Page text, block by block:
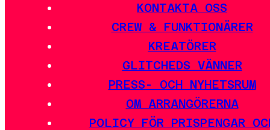
KONTAKTA OSS
CREW & FUNKTIONÄRER
KREATÖRER
GLITCHEDS VÄNNER
PRESS- OCH NYHETSRUM
OM ARRANGÖRERNA
POLICY FÖR PRISPENGAR